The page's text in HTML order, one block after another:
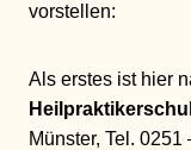
vorstellen:
Als erstes ist hier
Münster, Tel.